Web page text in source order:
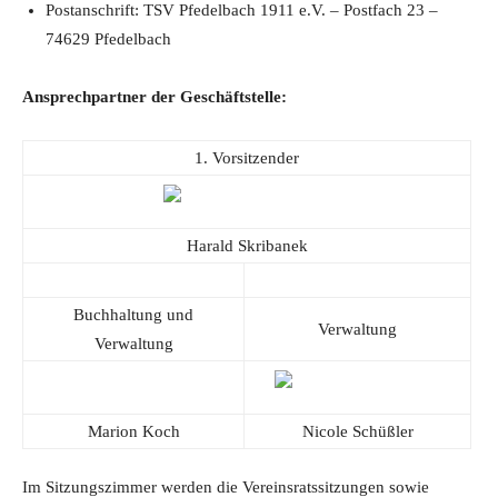
Postanschrift: TSV Pfedelbach 1911 e.V. – Postfach 23 –
74629 Pfedelbach
Ansprechpartner der Geschäftstelle:
1. Vorsitzender
Harald Skribanek
Buchhaltung und
Verwaltung
Verwaltung
Marion Koch Nicole Schüßler
Im Sitzungszimmer werden die Vereinsratssitzungen sowie